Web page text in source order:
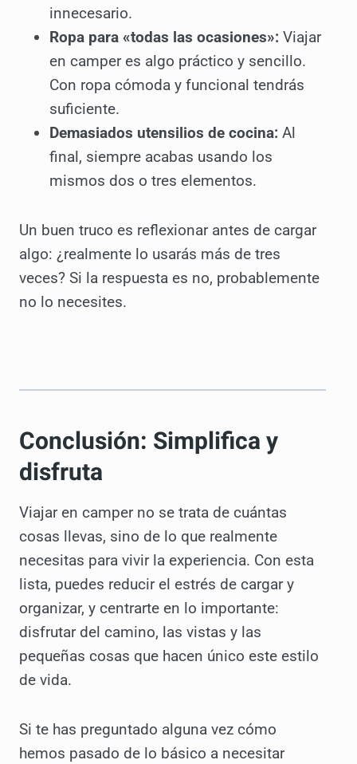
innecesario.
Ropa para «todas las ocasiones»: Viajar
en camper es algo práctico y sencillo.
Con ropa cómoda y funcional tendrás
suficiente.
Demasiados utensilios de cocina: Al
final, siempre acabas usando los
mismos dos o tres elementos.
Un buen truco es reflexionar antes de cargar
algo: ¿realmente lo usarás más de tres
veces? Si la respuesta es no, probablemente
no lo necesites.
Conclusión: Simplifica y
disfruta
Viajar en camper no se trata de cuántas
cosas llevas, sino de lo que realmente
necesitas para vivir la experiencia. Con esta
lista, puedes reducir el estrés de cargar y
organizar, y centrarte en lo importante:
disfrutar del camino, las vistas y las
pequeñas cosas que hacen único este estilo
de vida.
Si te has preguntado alguna vez cómo
hemos pasado de lo básico a necesitar